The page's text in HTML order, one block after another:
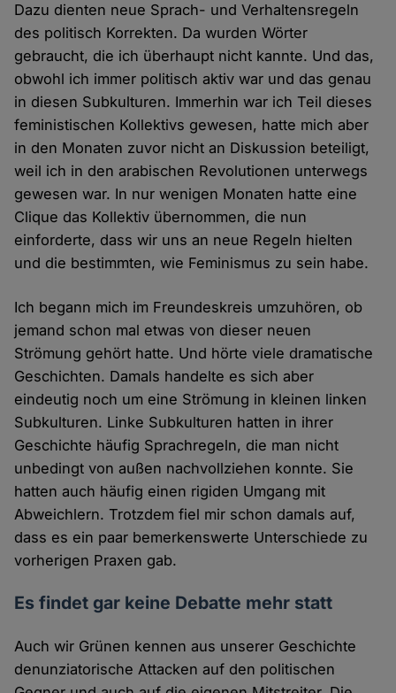
Dazu dienten neue Sprach- und Verhaltensregeln
des politisch Korrekten. Da wurden Wörter
gebraucht, die ich überhaupt nicht kannte. Und das,
obwohl ich immer politisch aktiv war und das genau
in diesen Subkulturen. Immerhin war ich Teil dieses
feministischen Kollektivs gewesen, hatte mich aber
in den Monaten zuvor nicht an Diskussion beteiligt,
weil ich in den arabischen Revolutionen unterwegs
gewesen war. In nur wenigen Monaten hatte eine
Clique das Kollektiv übernommen, die nun
einforderte, dass wir uns an neue Regeln hielten
und die bestimmten, wie Feminismus zu sein habe.
Ich begann mich im Freundeskreis umzuhören, ob
jemand schon mal etwas von dieser neuen
Strömung gehört hatte. Und hörte viele dramatische
Geschichten. Damals handelte es sich aber
eindeutig noch um eine Strömung in kleinen linken
Subkulturen. Linke Subkulturen hatten in ihrer
Geschichte häufig Sprachregeln, die man nicht
unbedingt von außen nachvollziehen konnte. Sie
hatten auch häufig einen rigiden Umgang mit
Abweichlern. Trotzdem fiel mir schon damals auf,
dass es ein paar bemerkenswerte Unterschiede zu
vorherigen Praxen gab.
Es findet gar keine Debatte mehr statt
Auch wir Grünen kennen aus unserer Geschichte
denunziatorische Attacken auf den politischen